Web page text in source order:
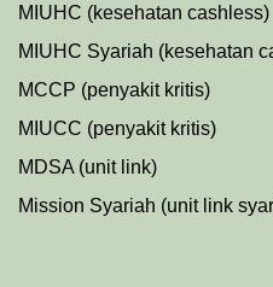
MIUHC (kesehatan cashless)
MIUHC Syariah (kesehatan
MCCP (penyakit kritis)
MIUCC (penyakit kritis)
MDSA (unit link)
Mission Syariah (unit link